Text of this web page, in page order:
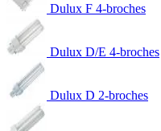
Dulux F 4-broches
Dulux D/E 4-broches
Dulux D 2-broches